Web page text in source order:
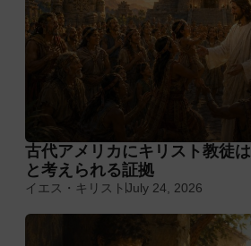
古代アメリカにキリスト教徒
と考えられる証拠
イエス・キリスト July 24, 2026